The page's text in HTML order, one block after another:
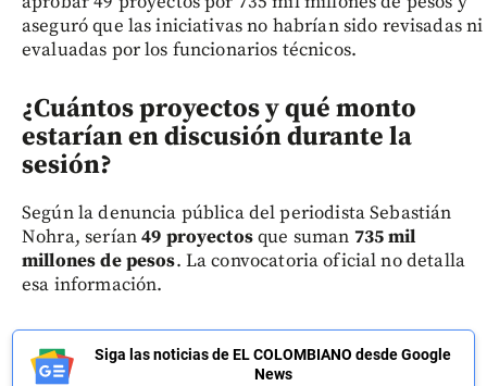
aseguró que las iniciativas no habrían sido revisadas ni
evaluadas por los funcionarios técnicos.
¿Cuántos proyectos y qué monto
estarían en discusión durante la
sesión?
Según la denuncia pública del periodista Sebastián
Nohra, serían49 proyectosque suman 735 mil
millones de pesos. La convocatoria oficial no detalla
esa información.
Siga las noticias de EL COLOMBIANO desde Google
News